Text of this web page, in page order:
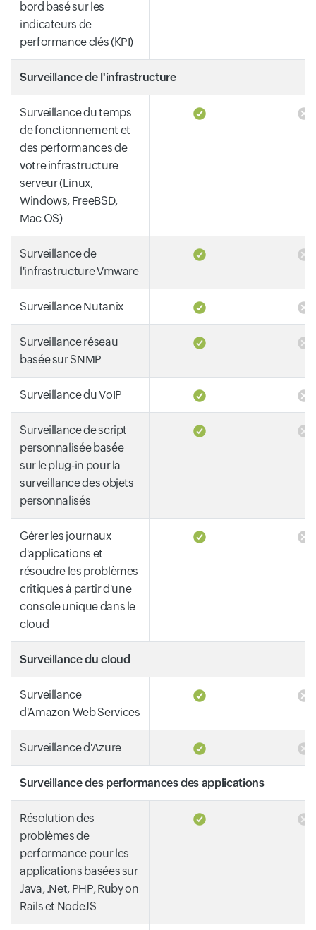
bord basé sur les
indicateurs de
performance clés (KPI)
Surveillance de l'infrastructure
Surveillance du temps
de fonctionnement et
des performances de
votre infrastructure
serveur (Linux,
Windows, FreeBSD,
Mac OS)
Surveillance de
l'infrastructure Vmware
Surveillance Nutanix
Surveillance réseau
basée sur SNMP
Surveillance du VoIP
Surveillance de script
personnalisée basée
sur le plug-in pour la
surveillance des objets
personnalisés
Gérer les journaux
d'applications et
résoudre les problèmes
critiques à partir d'une
console unique dans le
cloud
Surveillance du cloud
Surveillance
d'Amazon Web Services
Surveillance d'Azure
Surveillance des performances des applications
Résolution des
problèmes de
performance pour les
applications basées sur
Java, .Net, PHP, Ruby on
Rails et NodeJS